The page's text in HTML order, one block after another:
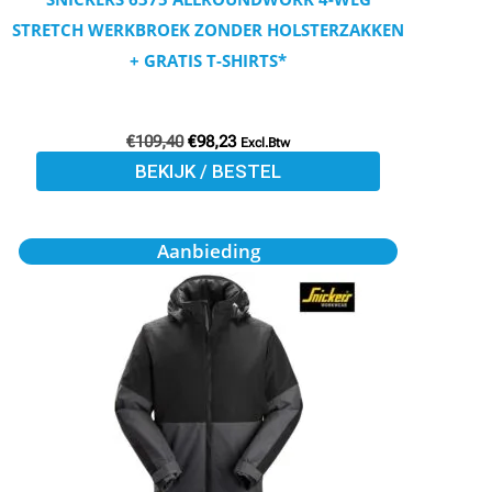
STRETCH WERKBROEK ZONDER HOLSTERZAKKEN
+ GRATIS T-SHIRTS*
€109,40 €98,23 Excl.Btw
BEKIJK / BESTEL
de
productpagina
Aanbieding
Oorspronkelijke
prijs
was:
€159,95.
Huidige
prijs
is:
€143,96.
Dit
product
heeft
meerdere
optie
kan